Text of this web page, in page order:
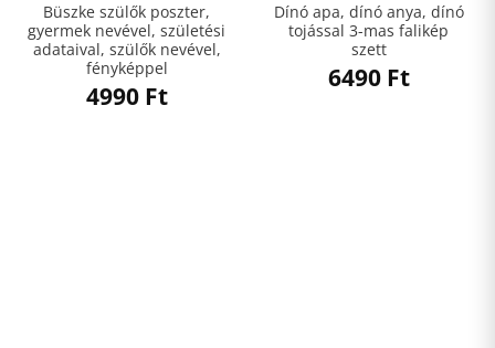
Büszke szülők poszter,
gyermek nevével, születési
adataival, szülők nevével,
fényképpel
4990 Ft
Dínó apa, dínó anya, dínó
tojással 3-mas falikép
szett
6490 Ft